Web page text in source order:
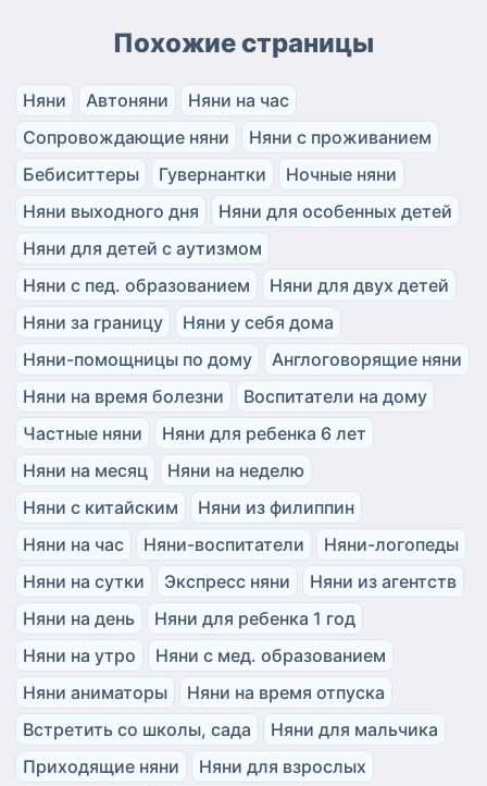
Похожие страницы
Няни Автоняни
Няни на час
Сопровождающие няни
Няни с проживанием
Бебиситтеры
Гувернантки
Ночные няни
Няни выходного дня
Няни для особенных детей
Няни для детей с аутизмом
Няни с пед. образованием
Няни для двух детей
Няни за границу
Няни у себя дома
Няни-помощницы по дому
Англоговорящие няни
Няни на время болезни
Воспитатели на дому
Частные няни
Няни для ребенка 6 лет
Няни на месяц
Няни на неделю
Няни с китайским
Няни из филиппин
Няни на час
Няни-воспитатели
Няни-логопеды
Няни на сутки
Экспресс няни
Няни из агентств
Няни на день
Няни для ребенка 1 год
Няни на утро
Няни с мед. образованием
Няни аниматоры
Няни на время отпуска
Встретить со школы, сада
Няни для мальчика
Приходящие няни
Няни для взрослых